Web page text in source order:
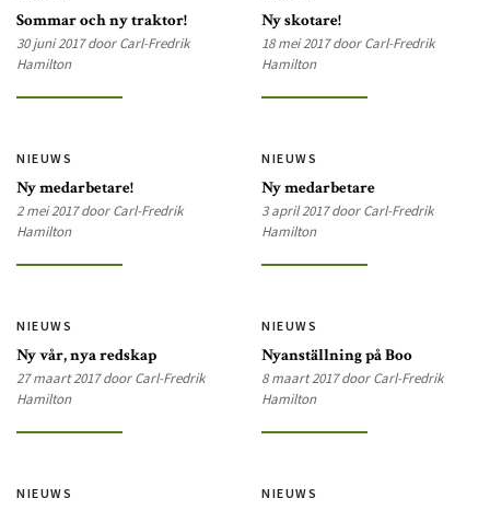
Sommar och ny traktor!
30 juni 2017 door Carl-Fredrik
Hamilton
Ny skotare!
18 mei 2017 door Carl-Fredrik
Hamilton
NIEUWS
Ny medarbetare!
2 mei 2017 door Carl-Fredrik
Hamilton
NIEUWS
Ny medarbetare
3 april 2017 door Carl-Fredrik
Hamilton
NIEUWS
Ny vår, nya redskap
27 maart 2017 door Carl-Fredrik
Hamilton
NIEUWS
Nyanställning på Boo
8 maart 2017 door Carl-Fredrik
Hamilton
NIEUWS NIEUWS